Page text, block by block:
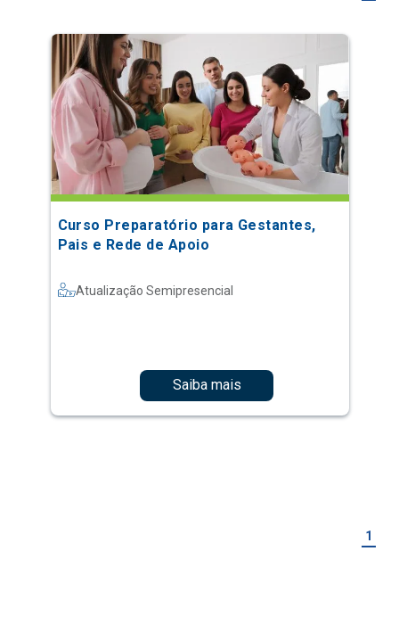
Curso Preparatório para Gestantes,
Pais e Rede de Apoio
Atualização Semipresencial
Saiba mais
1